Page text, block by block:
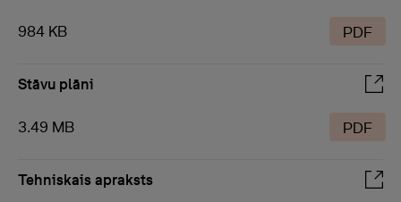
984 KB PDF
Stāvu plāni
3.49 MB PDF
Tehniskais apraksts